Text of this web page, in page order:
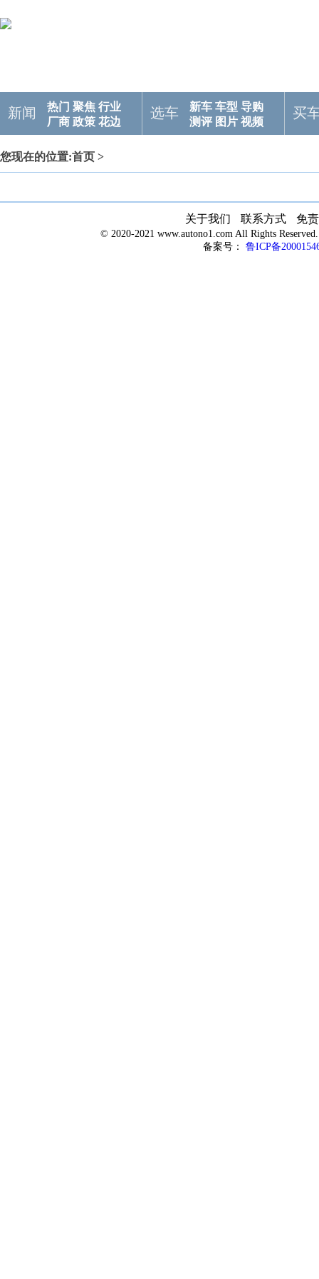
新闻 热门 聚焦 行业
厂商 政策 花边
选车 新车 车型 导购
测评 图片 视频
买
您现在的位置:首页 >
关于我们 联系方式 免
© 2020-2021 www.autono1.com All Rights
备案号：
鲁ICP备